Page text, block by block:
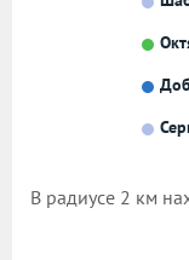
В радиусе 2 км